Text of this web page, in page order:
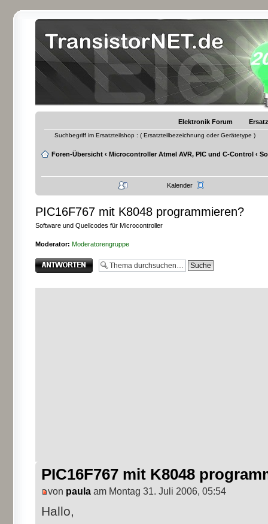
Elektronik Forum
Suchbegriff im Ersatzteilshop : ( Ersatzteilbezeichnung oder Gerätetype )
Foren-Übersicht ‹ Microcontroller Atmel AVR, PIC und C-Control ‹
Kalender
PIC16F767 mit K8048 programmieren?
Software und Quellcodes für Microcontroller
Moderator: Moderatorengruppe
Antwort erstellen
PIC16F767 mit K8048
von paula am Montag 31. Juli 2006, 05:54
Hallo,